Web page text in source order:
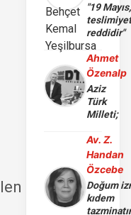
"19 Mayıs,
reddidir"
Ahmet
Özenalp
Aziz
Türk
Milleti;
Av. Z.
Handan
Özcebe
Doğum
kıdem